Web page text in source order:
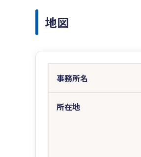
地図
事務所名
所在地